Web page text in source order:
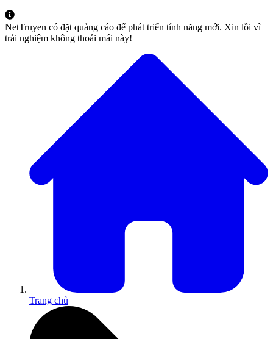
NetTruyen có đặt quảng cáo để phát triển tính năng mới. Xin lỗi vì
trải nghiệm không thoải mái này!
Trang chủ